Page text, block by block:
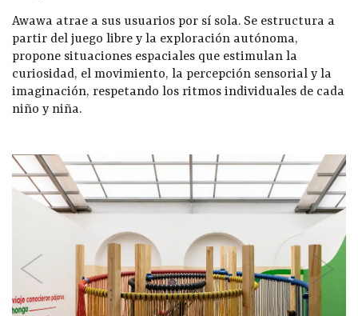
Awawa atrae a sus usuarios por sí sola. Se estructura a
partir del juego libre y la exploración autónoma,
propone situaciones espaciales que estimulan la
curiosidad, el movimiento, la percepción sensorial y la
imaginación, respetando los ritmos individuales de cada
niño y niña.